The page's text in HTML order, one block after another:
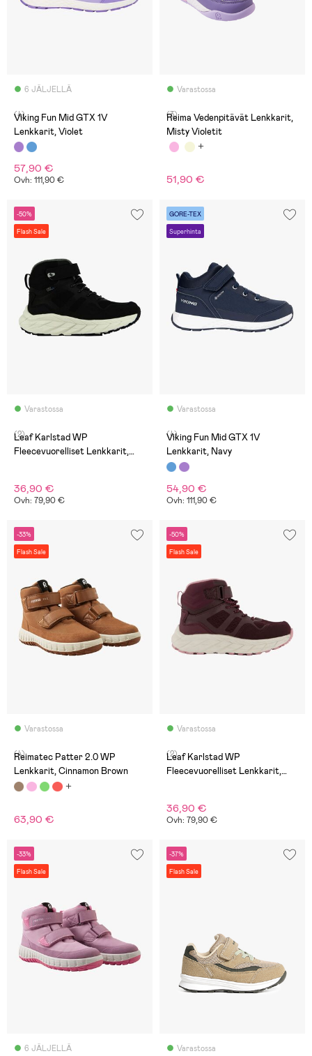
6 JÄLJELLÄ
(4)
Viking Fun Mid GTX 1V
Lenkkarit, Violet
57,90 €
Ovh: 111,90 €
Varastossa
(3)
Reima Vedenpitävät Lenkkarit,
Misty Violetit
51,90 €
-50%
Flash Sale
Varastossa
(2)
Leaf Karlstad WP
Fleecevuorelliset Lenkkarit,
36,90 €
Ovh: 79,90 €
GORE-TEX
Superhinta
Varastossa
(4)
Viking Fun Mid GTX 1V
Lenkkarit, Navy
54,90 €
Ovh: 111,90 €
-33%
Flash Sale
Varastossa
(4)
Reimatec Patter 2.0 WP
Lenkkarit, Cinnamon Brown
63,90 €
-50%
Flash Sale
Varastossa
(2)
Leaf Karlstad WP
Fleecevuorelliset Lenkkarit,
36,90 €
Ovh: 79,90 €
-33%
Flash Sale
6 JÄLJELLÄ
-37%
Flash Sale
Varastossa